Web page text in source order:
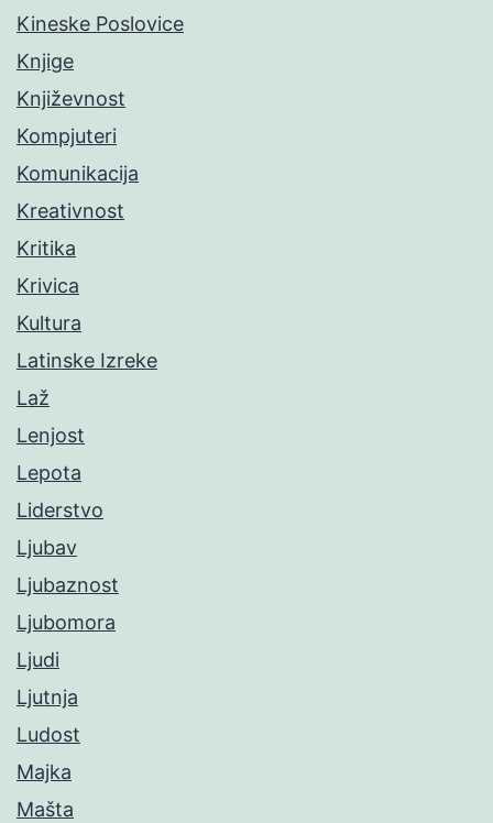
Kineske Poslovice
Knjige
Književnost
Kompjuteri
Komunikacija
Kreativnost
Kritika
Krivica
Kultura
Latinske Izreke
Laž
Lenjost
Lepota
Liderstvo
Ljubav
Ljubaznost
Ljubomora
Ljudi
Ljutnja
Ludost
Majka
Mašta